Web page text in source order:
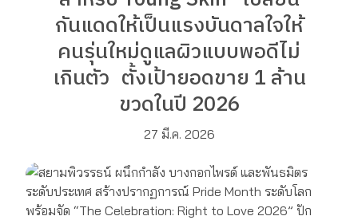
กันแดดให้เป็นแรงบันดาลใจให้
คนรุ่นใหม่ดูแลผิวแบบพอดีไม่
เกินตัว ตั้งเป้ายอดขาย 1 ล้าน
ขวดในปี 2026
27 มี.ค. 2026